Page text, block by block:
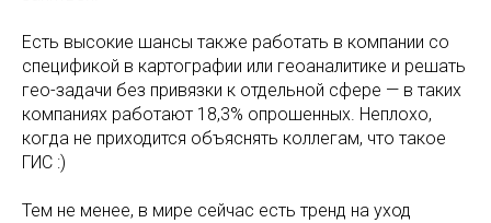
Есть высокие шансы также работать в компании со
спецификой в картографии или геоаналитике и решать
гео-задачи без привязки к отдельной сфере — в таких
компаниях работают 18,3% опрошенных. Неплохо,
когда не приходится объяснять коллегам, что такое
ГИС :)
Тем не менее, в мире сейчас есть тренд на уход